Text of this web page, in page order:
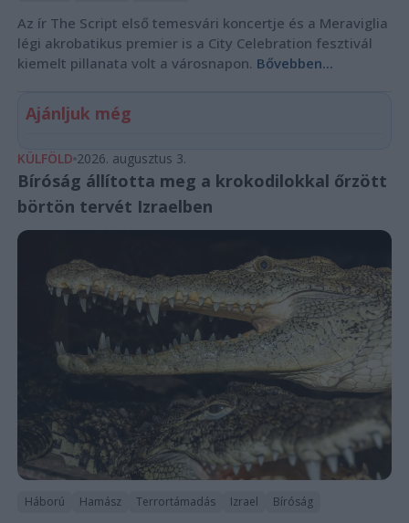
Az ír The Script első temesvári koncertje és a Meraviglia
légi akrobatikus premier is a City Celebration fesztivál
kiemelt pillanata volt a városnapon. Bővebben...
Ajánljuk még
KÜLFÖLD 2026. augusztus 3.
Bíróság állította meg a krokodilokkal őrzött
börtön tervét Izraelben
Háború Hamász Terrortámadás Izrael Bíróság